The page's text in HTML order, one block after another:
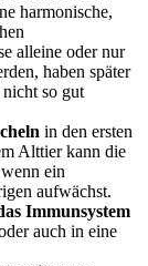
harmonische,
alleine oder nur
haben später
so gut
in den ersten
Alttier kann die
ein
aufwächst.
Immunsystem
auch in eine